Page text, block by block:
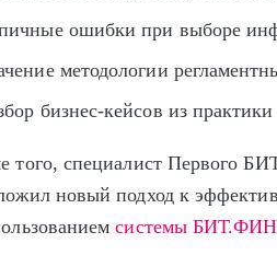
ошибки при выборе
методологии
бизнес-кейсов из
того, специалист Первого
новый подход к
системы